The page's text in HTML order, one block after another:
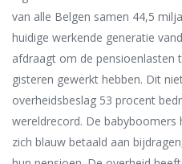
van alle Belgen samen 44,5
huidige werkende generatie
afdraagt om de pensioenlasten
gisteren gewerkt hebben. Dit
overheidsbeslag 53 procent
wereldrecord. De babyboomers
zich blauw betaald aan